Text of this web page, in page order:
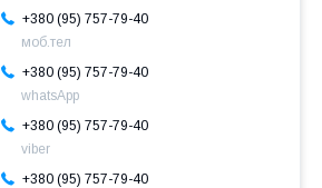
+380 (95) 757-79-40
моб.тел
+380 (95) 757-79-40
whatsApp
+380 (95) 757-79-40
viber
+380 (95) 757-79-40